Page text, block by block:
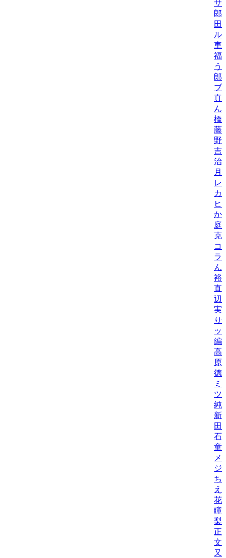
サ
郎
田
ル
車/
福
う
郎
ブ
真
ん
橋
藤
野
吉
治/
月
レ
カ
ヒ
か
庭/
克
コ
ラ
ん
裕/
直
辺
実/
り
ッ
編
高
原
徳/
ミ
ツ
純/
新
田
石
童
メ
ジ
ち
え
花
瞳/
梨
正
文
又